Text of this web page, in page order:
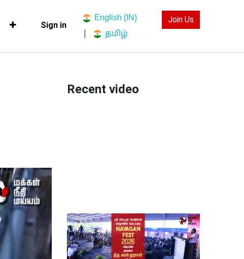
Sign in
English (IN)
தமிழ்
Join Us
Recent video